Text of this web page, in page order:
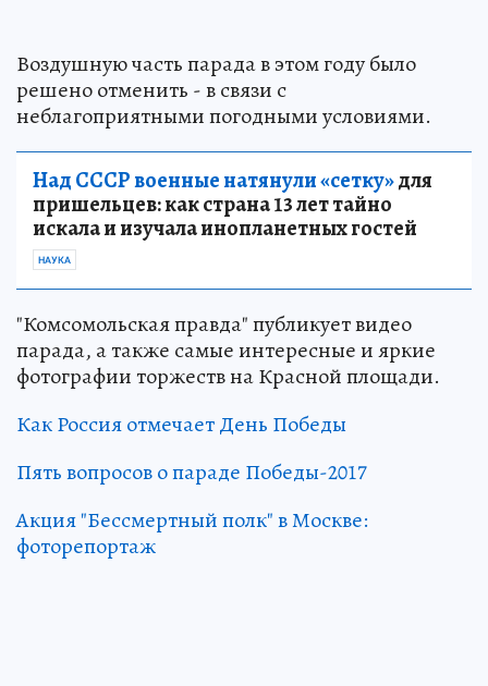
Воздушную часть парада в этом году было
решено отменить - в связи с
неблагоприятными погодными условиями.
Над СССР военные натянули «сетку»для
пришельцев: как страна 13 лет тайно
искала и изучала инопланетных гостей
НАУКА
"Комсомольская правда" публикует видео
парада, а также самые интересные и яркие
фотографии торжеств на Красной площади.
Как Россия отмечает День Победы
Пять вопросов о параде Победы-2017
Акция "Бессмертный полк" в Москве:
фоторепортаж